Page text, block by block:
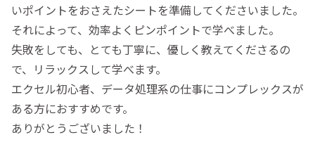
いポイントをおさえたシートを準備してくださいました。
それによって、効率よくピンポイントで学べました。ㅤ
失敗をしても、とても丁寧に、優しく教えてくださるの
で、リラックスして学べます。
エクセル初心者、データ処理系の仕事にコンプレックスが
ある方におすすめです。
ありがとうございました！